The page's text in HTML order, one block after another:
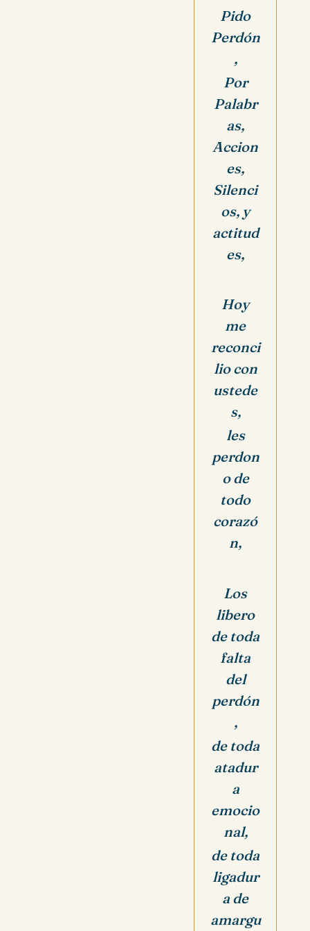
Pido
Perdón
,
Por
Palabr
as,
Accion
es,
Silenci
os, y
actitud
es,
Hoy
me
reconci
lio con
ustede
s,
les
perdon
o de
todo
corazó
n,
Los
libero
de toda
falta
del
perdón
,
de toda
atadur
a
emocio
nal,
de toda
ligadur
a de
amargu